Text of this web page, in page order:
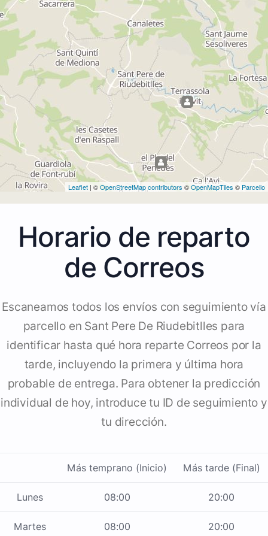
Leaflet | ©OpenStreetMap contributors ©OpenMapTiles © Parcello
Horario de reparto
de Correos
Escaneamos todos los envíos con seguimiento vía
parcello en Sant Pere De Riudebitlles para
identificar hasta qué hora reparte Correos por la
tarde, incluyendo la primera y última hora
probable de entrega. Para obtener la predicción
individual de hoy, introduce tu ID de seguimiento y
tu dirección.
Más temprano (Inicio) Más tarde (Final)
Lunes 08:00 20:00
Martes 08:00 20:00